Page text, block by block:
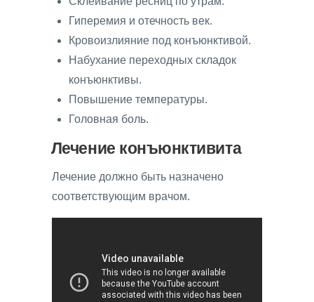
Гиперемия и отечность век.
Кровоизлияние под конъюнктивой.
Набухание переходных складок
конъюнктивы.
Повышение температуры.
Головная боль.
Лечение конъюнктивита
Лечение должно быть назначено
соответствующим врачом.